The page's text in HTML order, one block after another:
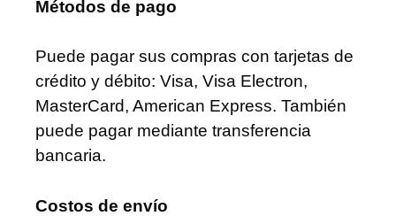
Métodos de pago
Puede pagar sus compras con tarjetas de
crédito y débito: Visa, Visa Electron,
MasterCard, American Express. También
puede pagar mediante transferencia
bancaria.
Costos de envío